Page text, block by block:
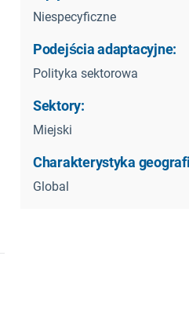
Niespecyficzne
Podejścia adaptacyjne:
Polityka sektorowa
Sektory:
Miejski
Charakterystyka
Global